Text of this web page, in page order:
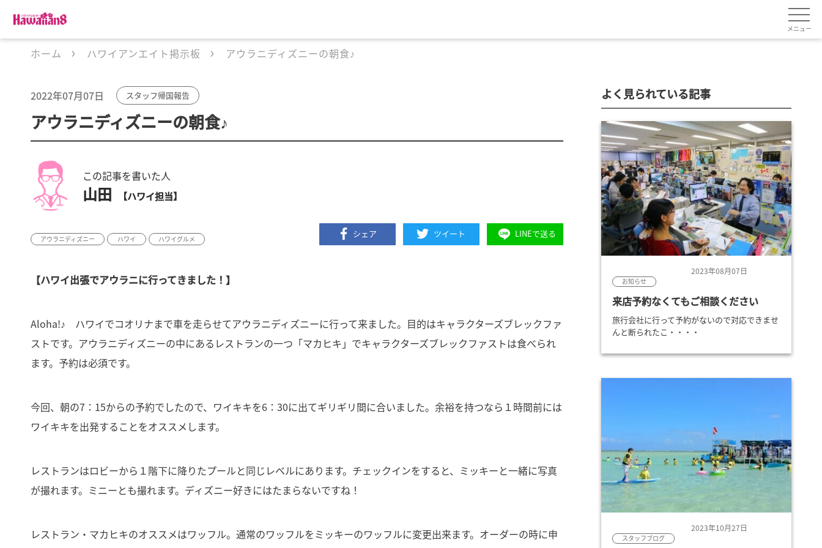
メニュー
ホーム ハワイアンエイト掲示板 アウラニディズニーの朝食♪
2022年07月07日 スタッフ帰国報告
アウラニディズニーの朝食♪
この記事を書いた人
山田 【ハワイ担当】
アウラニディズニー ハワイ ハワイグルメ シェア ツイート LINEで送る
【ハワイ出張でアウラニに行ってきました！】
Aloha!♪ ハワイでコオリナまで車を走らせてアウラニディズニーに行って来ました。目的はキャラクターズブレックファ
ストです。アウラニディズニーの中にあるレストランの一つ「マカヒキ」でキャラクターズブレックファストは食べられ
ます。予約は必須です。
今回、朝の7：15からの予約でしたので、ワイキキを6：30に出てギリギリ間に合いました。余裕を持つなら１時間前には
ワイキキを出発することをオススメします。
レストランはロビーから１階下に降りたプールと同じレベルにあります。チェックインをすると、ミッキーと一緒に写真
が撮れます。ミニーとも撮れます。ディズニー好きにはたまらないですね！
レストラン・マカヒキのオススメはワッフル。通常のワッフルをミッキーのワッフルに変更出来ます。オーダーの時に申
よく見られている記事
2023年08月07日
お知らせ
来店予約なくてもご相談ください
旅行会社に行って予約がないので対応できませ
んと断られたこ・・・・
2023年10月27日
スタッフブログ